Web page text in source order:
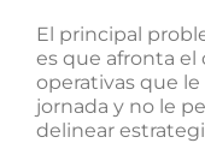
El principal
es que afronta el
operativas que
jornada y no le
delinear